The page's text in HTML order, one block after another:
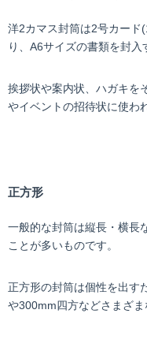
洋2カマス封筒は2号カー
り、A6サイズの書類を封入
挨拶状や案内状、ハガキを
やイベントの招待状に使わ
正方形
一般的な封筒は縦長・横長
ことが多いものです。
正方形の封筒は個性を出す
や300mm四方などさまざま